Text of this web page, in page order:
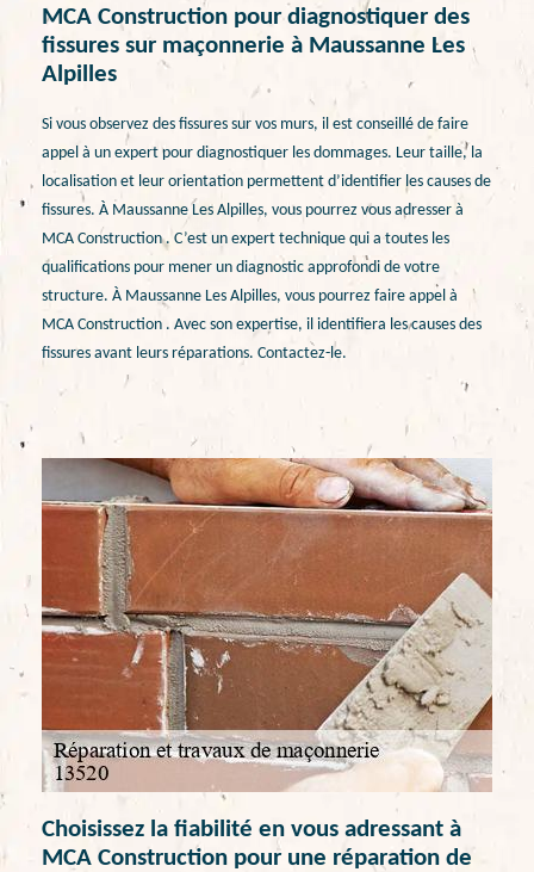
MCA Construction pour diagnostiquer des
fissures sur maçonnerie à Maussanne Les
Alpilles
Si vous observez des fissures sur vos murs, il est conseillé de faire
appel à un expert pour diagnostiquer les dommages. Leur taille, la
localisation et leur orientation permettent d’identifier les causes de
fissures. À Maussanne Les Alpilles, vous pourrez vous adresser à
MCA Construction . C’est un expert technique qui a toutes les
qualifications pour mener un diagnostic approfondi de votre
structure. À Maussanne Les Alpilles, vous pourrez faire appel à
MCA Construction . Avec son expertise, il identifiera les causes des
fissures avant leurs réparations. Contactez-le.
Choisissez la fiabilité en vous adressant à
MCA Construction pour une réparation de